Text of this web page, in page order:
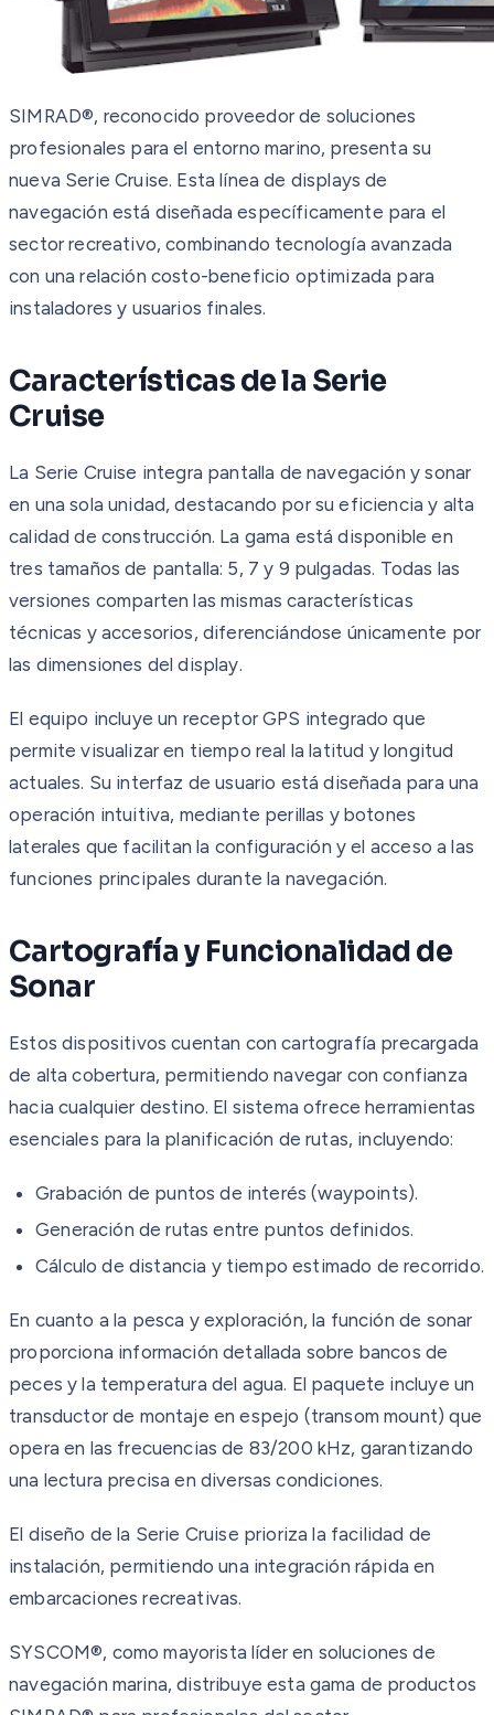
SIMRAD®, reconocido proveedor de soluciones
profesionales para el entorno marino, presenta su
nueva Serie Cruise. Esta línea de displays de
navegación está diseñada específicamente para el
sector recreativo, combinando tecnología avanzada
con una relación costo-beneficio optimizada para
instaladores y usuarios finales.
Características de la Serie
Cruise
La Serie Cruise integra pantalla de navegación y sonar
en una sola unidad, destacando por su eficiencia y alta
calidad de construcción. La gama está disponible en
tres tamaños de pantalla: 5, 7 y 9 pulgadas. Todas las
versiones comparten las mismas características
técnicas y accesorios, diferenciándose únicamente por
las dimensiones del display.
El equipo incluye un receptor GPS integrado que
permite visualizar en tiempo real la latitud y longitud
actuales. Su interfaz de usuario está diseñada para una
operación intuitiva, mediante perillas y botones
laterales que facilitan la configuración y el acceso a las
funciones principales durante la navegación.
Cartografía y Funcionalidad de
Sonar
Estos dispositivos cuentan con cartografía precargada
de alta cobertura, permitiendo navegar con confianza
hacia cualquier destino. El sistema ofrece herramientas
esenciales para la planificación de rutas, incluyendo:
Grabación de puntos de interés (waypoints).
Generación de rutas entre puntos definidos.
Cálculo de distancia y tiempo estimado de recorrido.
En cuanto a la pesca y exploración, la función de sonar
proporciona información detallada sobre bancos de
peces y la temperatura del agua. El paquete incluye un
transductor de montaje en espejo (transom mount) que
opera en las frecuencias de 83/200 kHz, garantizando
una lectura precisa en diversas condiciones.
El diseño de la Serie Cruise prioriza la facilidad de
instalación, permitiendo una integración rápida en
embarcaciones recreativas.
SYSCOM®, como mayorista líder en soluciones de
navegación marina, distribuye esta gama de productos